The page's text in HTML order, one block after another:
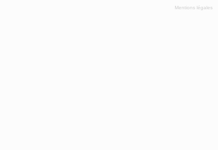
Mentions légales